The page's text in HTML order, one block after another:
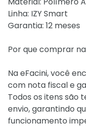
Linha: IZY Smart
Garantia: 12 meses
Por que comprar
Na eFacini, você
com nota fiscal e
Todos os itens são
envio, garantindo
funcionamento